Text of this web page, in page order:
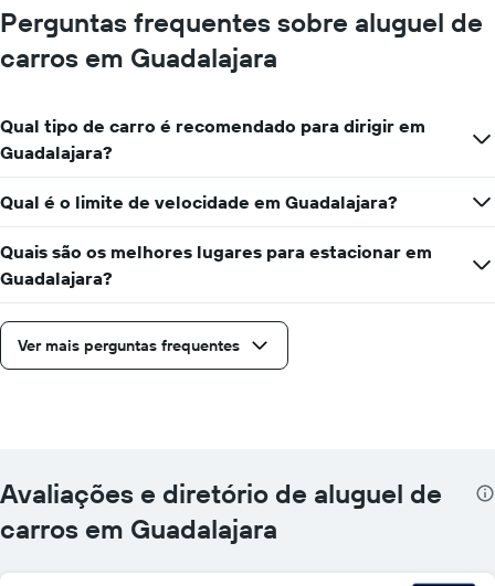
Perguntas frequentes sobre aluguel de
carros em Guadalajara
Qual tipo de carro é recomendado para dirigir em
Guadalajara?
Qual é o limite de velocidade em Guadalajara?
Quais são os melhores lugares para estacionar em
Guadalajara?
Ver mais perguntas frequentes
Avaliações e diretório de aluguel de
carros em Guadalajara